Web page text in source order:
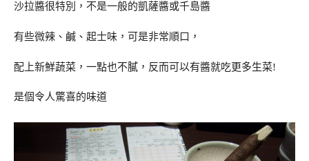
沙拉醬很特別，不是一般的凱薩醬或千島醬
有些微辣、鹹、起士味，可是非常順口，
配上新鮮蔬菜，一點也不膩，反而可以有醬就吃更多生菜!
是個令人驚喜的味道